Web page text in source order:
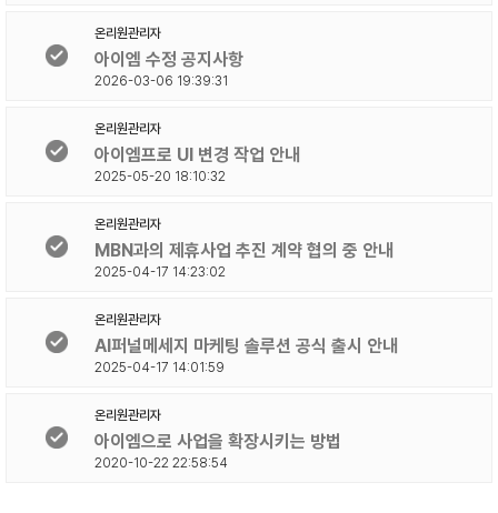
온리원관리자
아이엠 수정 공지사항
2026-03-06 19:39:31
온리원관리자
아이엠프로 UI 변경 작업 안내
2025-05-20 18:10:32
온리원관리자
MBN과의 제휴사업 추진 계약 협의 중 안내
2025-04-17 14:23:02
온리원관리자
AI퍼널메세지 마케팅 솔루션 공식 출시 안내
2025-04-17 14:01:59
온리원관리자
아이엠으로 사업을 확장시키는 방법
2020-10-22 22:58:54